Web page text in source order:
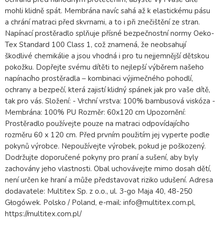
mohli klidně spát. Membrána navíc sahá až k elastickému pásu
a chrání matraci před skvrnami, a to i při znečištění ze stran.
Napínací prostěradlo splňuje přísné bezpečnostní normy Oeko-
Tex Standard 100 Class 1, což znamená, že neobsahují
škodlivé chemikálie a jsou vhodná i pro tu nejjemnější dětskou
pokožku. Dopřejte svému dítěti to nejlepší výběrem našeho
napínacího prostěradla – kombinaci výjimečného pohodlí,
ochrany a bezpečí, která zajistí klidný spánek jak pro vaše dítě,
tak pro vás. Složení: - Vrchní vrstva: 100% bambusová viskóza -
Membrána: 100% PU Rozměr: 60x120 cm Upozornění:
Prostěradlo používejte pouze na matraci odpovídajícího
rozměru 60 x 120 cm. Před prvním použitím jej vyperte podle
pokynů výrobce. Nepoužívejte výrobek, pokud je poškozený.
Dodržujte doporučené pokyny pro praní a sušení, aby byly
zachovány jeho vlastnosti. Obal uchovávejte mimo dosah dětí,
není určen ke hraní a může představovat riziko udušení. Adresa
dodavatele: Multitex Sp. z o.o., ul. 3-go Maja 40, 48-250
Głogówek. Polsko / Poland, e-mail: info@multitex.com.pl,
https://multitex.com.pl/